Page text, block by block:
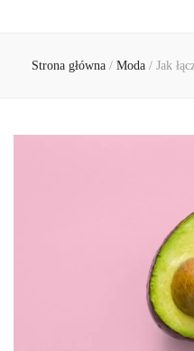
Strona główna / Moda / Jak